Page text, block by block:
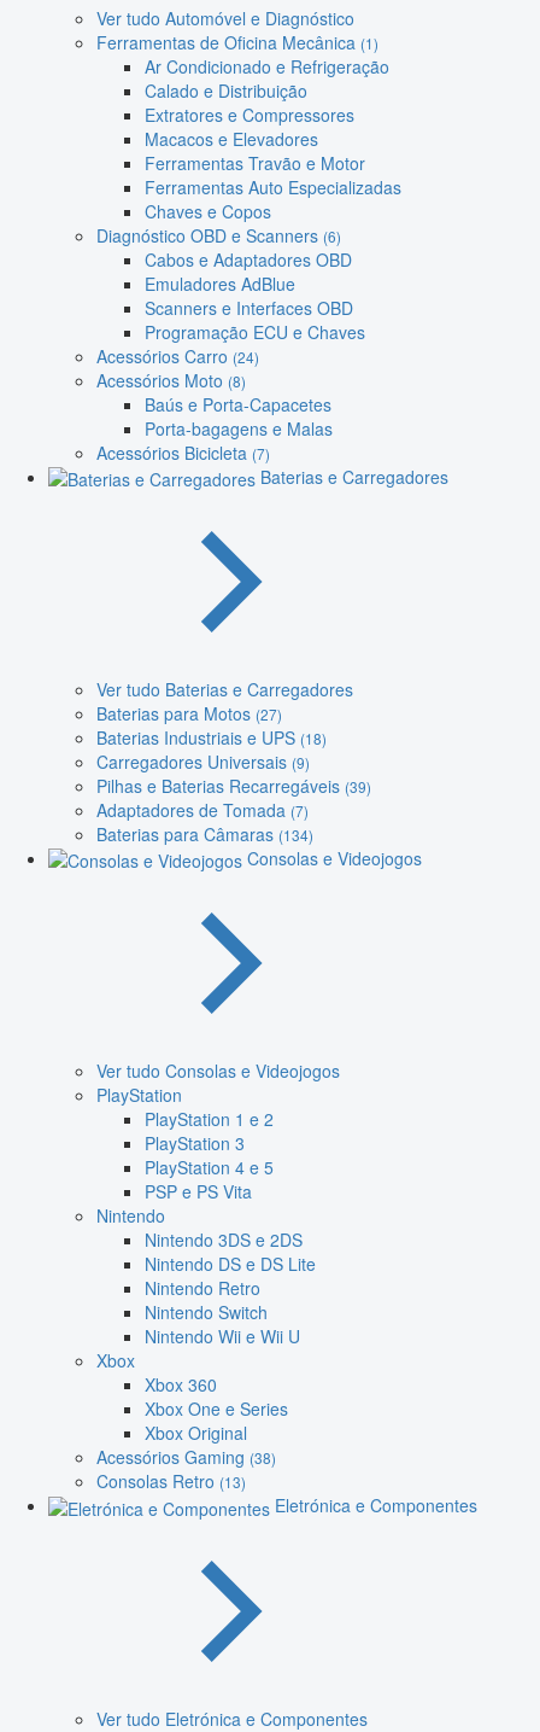
Ver tudo Automóvel e Diagnóstico
Ferramentas de Oficina Mecânica (1)
Ar Condicionado e Refrigeração
Calado e Distribuição
Extratores e Compressores
Macacos e Elevadores
Ferramentas Travão e Motor
Ferramentas Auto Especializadas
Chaves e Copos
Diagnóstico OBD e Scanners (6)
Cabos e Adaptadores OBD
Emuladores AdBlue
Scanners e Interfaces OBD
Programação ECU e Chaves
Acessórios Carro (24)
Acessórios Moto (8)
Baús e Porta-Capacetes
Porta-bagagens e Malas
Acessórios Bicicleta (7)
Baterias e Carregadores
Ver tudo Baterias e Carregadores
Baterias para Motos (27)
Baterias Industriais e UPS (18)
Carregadores Universais (9)
Pilhas e Baterias Recarregáveis (39)
Adaptadores de Tomada (7)
Baterias para Câmaras (134)
Consolas e Videojogos
Ver tudo Consolas e Videojogos
PlayStation
PlayStation 1 e 2
PlayStation 3
PlayStation 4 e 5
PSP e PS Vita
Nintendo
Nintendo 3DS e 2DS
Nintendo DS e DS Lite
Nintendo Retro
Nintendo Switch
Nintendo Wii e Wii U
Xbox
Xbox 360
Xbox One e Series
Xbox Original
Acessórios Gaming (38)
Consolas Retro (13)
Eletrónica e Componentes
Ver tudo Eletrónica e Componentes